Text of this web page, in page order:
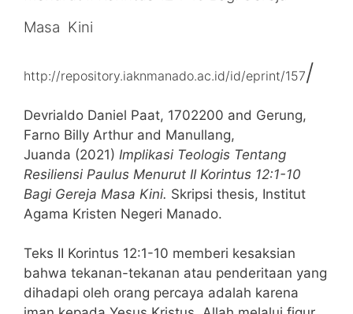
Masa Kini
http://repository.iaknmanado.ac.id/id/eprint/157/
Devrialdo Daniel Paat, 1702200 and Gerung,
Farno Billy Arthur and Manullang,
Juanda (2021) Implikasi Teologis Tentang
Resiliensi Paulus Menurut II Korintus 12:1-10
Bagi Gereja Masa Kini. Skripsi thesis, Institut
Agama Kristen Negeri Manado.
Teks II Korintus 12:1-10 memberi kesaksian
bahwa tekanan-tekanan atau penderitaan yang
dihadapi oleh orang percaya adalah karena